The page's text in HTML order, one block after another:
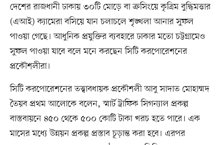
দেশের রাজধানী ঢাকায় ৩০টি মোড়ে বা ক্রসিংয়ে কৃত্রিম বুদ্ধিমত্তার
(এআই) ক্যামেরা বসিয়ে যান চলাচলে শৃঙ্খলা আনার সুফল
পাওয়া গেছে। আধুনিক প্রযুক্তির ব্যবহারে ঢাকার মতো চট্টগ্রামেও
সুফল পাওয়া যাবে বলে মনে করছেন সিটি করপোরেশনের
প্রকৌশলীরা।
সিটি করপোরেশনের তত্ত্বাবধায়ক প্রকৌশলী আবু সাদাত মোহাম্মদ
তৈয়ব প্রথম আলোকে বলেন, স্মার্ট ট্রাফিক সিগন্যাল প্রকল্প
বাস্তবায়নে ৪৫০ থেকে ৫০০ কোটি টাকা খরচ হতে পারে। এক
মাসের মধ্যে উন্নয়ন প্রকল্প প্রস্তাব চূড়ান্ত করা হবে। এরপর